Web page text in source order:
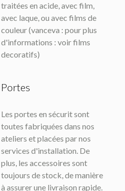
traitées en acide, avec film,
avec laque, ou avec films de
couleur (vanceva : pour plus
d'informations : voir films
decoratifs)
Portes
Les portes en sécurit sont
toutes fabriquées dans nos
ateliers et placées par nos
services d'installation. De
plus, les accessoires sont
toujours de stock, de manière
à assurer une livraison rapide.